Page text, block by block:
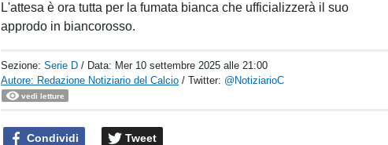
L'attesa è ora tutta per la fumata bianca che ufficializzerà il suo
approdo in biancorosso.
Sezione:Serie D / Data: Mer 10 settembre 2025 alle 21:00
Autore: Redazione Notiziario del Calcio / Twitter: @NotiziarioC
vedi letture
Condividi Tweet